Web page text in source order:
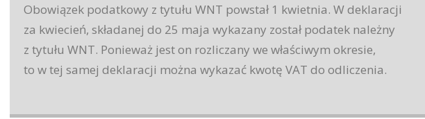
Obowiązek podatkowy z tytułu WNT powstał 1 kwietnia. W deklaracji
za kwiecień, składanej do 25 maja wykazany został podatek należny
z tytułu WNT. Ponieważ jest on rozliczany we właściwym okresie,
to w tej samej deklaracji można wykazać kwotę VAT do odliczenia.